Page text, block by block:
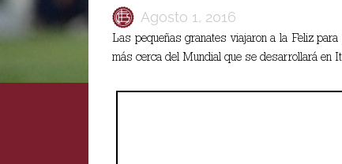
Agosto 1, 2016
Las pequeñas granates viajaron a la Feliz
más cerca del Mundial que se desarrollará en